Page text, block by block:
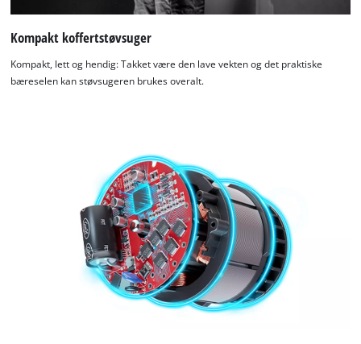
Kompakt koffertstøvsuger
Kompakt, lett og hendig: Takket være den lave vekten og det praktiske
bæreselen kan støvsugeren brukes overalt.